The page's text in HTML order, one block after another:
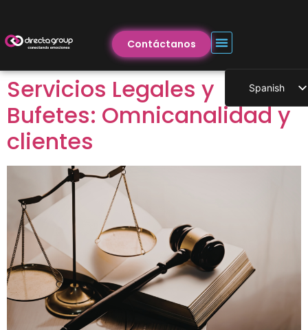
Contáctanos
Spanish
Servicios Legales y
Bufetes: Omnicanalidad y
clientes